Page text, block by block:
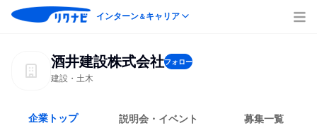
インターン＆キャリア
酒井建設株式会社フォロー
建設・土木
企業トップ 説明会・イベント 募集一覧